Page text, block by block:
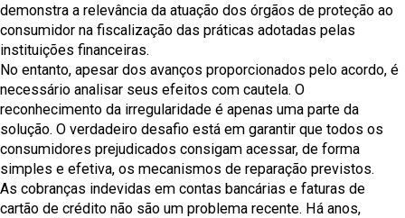
demonstra a relevância da atuação dos órgãos de proteção ao
consumidor na fiscalização das práticas adotadas pelas
instituições financeiras.
No entanto, apesar dos avanços proporcionados pelo acordo, é
necessário analisar seus efeitos com cautela. O
reconhecimento da irregularidade é apenas uma parte da
solução. O verdadeiro desafio está em garantir que todos os
consumidores prejudicados consigam acessar, de forma
simples e efetiva, os mecanismos de reparação previstos.
As cobranças indevidas em contas bancárias e faturas de
cartão de crédito não são um problema recente. Há anos,